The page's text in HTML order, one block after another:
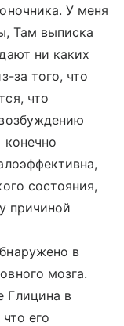
У меня
Там выписка
ни каких
за того, что
что
состояния,
причиной
в
мозга.
Глицина в
его